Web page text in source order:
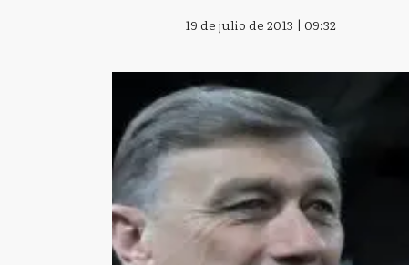
19 de julio de 2013 | 09:32